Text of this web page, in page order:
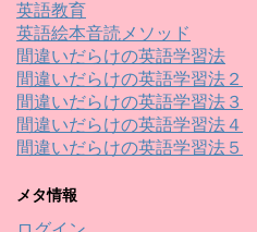
英語教育
英語絵本音読メソッド
間違いだらけの英語学習法
間違いだらけの英語学習法２
間違いだらけの英語学習法３
間違いだらけの英語学習法４
間違いだらけの英語学習法５
メタ情報